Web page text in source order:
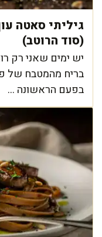
גיליתי סאטה
(סוד הרוטב)
יש ימים שאני רק
בריח מהמטבח של
בפעם הראשונה ...